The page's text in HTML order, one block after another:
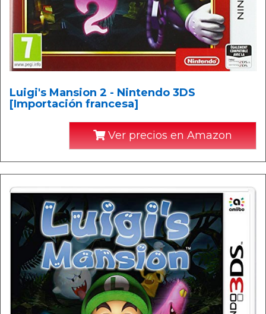
Luigi's Mansion 2 - Nintendo 3DS
[Importación francesa]
Ver precios en Amazon